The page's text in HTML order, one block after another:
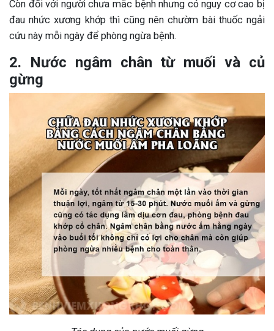
Còn đối với người chưa mắc bệnh nhưng có nguy cơ cao bị
đau nhức xương khớp thì cũng nên chườm bài thuốc ngải
cứu này mỗi ngày để phòng ngừa bệnh.
2. Nước ngâm chân từ muối và củ
gừng